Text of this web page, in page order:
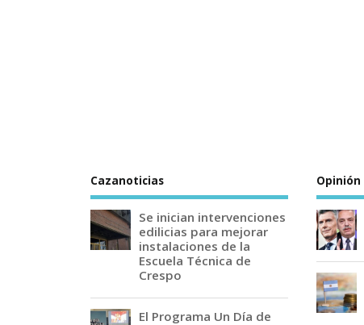
Cazanoticias
Se inician intervenciones
edilicias para mejorar
instalaciones de la
Escuela Técnica de
Crespo
El Programa Un Día de
Opinión